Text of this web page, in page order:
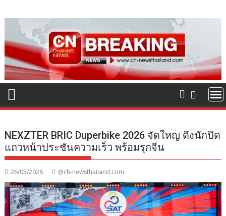
to
content
NEXZTER BRIC Duperbike 2026 จัดใหญ ดึงนักปิด
แถวหน้าประชันความเร็ว พร้อมรุกจีน
26/05/2026 @ch-newsthailand.com